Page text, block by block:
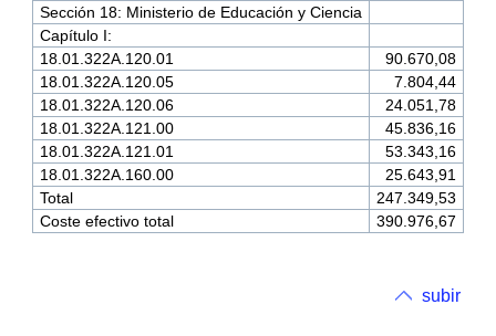
Sección 18: Ministerio de Educación y Ciencia
Capítulo I:
18.01.322A.120.01
90.670,08
18.01.322A.120.05
7.804,44
18.01.322A.120.06
24.051,78
18.01.322A.121.00
45.836,16
18.01.322A.121.01
53.343,16
18.01.322A.160.00
25.643,91
Total
247.349,53
Coste efectivo total
390.976,67
subir